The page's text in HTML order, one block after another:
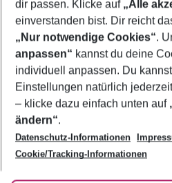
Footer
Footer navigation
Über uns
AGB
Bestpreisgarantie
Cookie-Einstellungen ändern
Cookie-Richtlinie
Agenturbetreuung
Barrierefreies Reisen
Folge uns
dir passen. Klicke auf „Alle
einverstanden bist. Dir reicht
„Nur notwendige Cookies“.
anpassen“ kannst du deine
individuell anpassen. Du
Einstellungen natürlich
– klicke dazu einfach unten auf
ändern“.
Datenschutz-Informationen
Cookie/Tracking-Informationen